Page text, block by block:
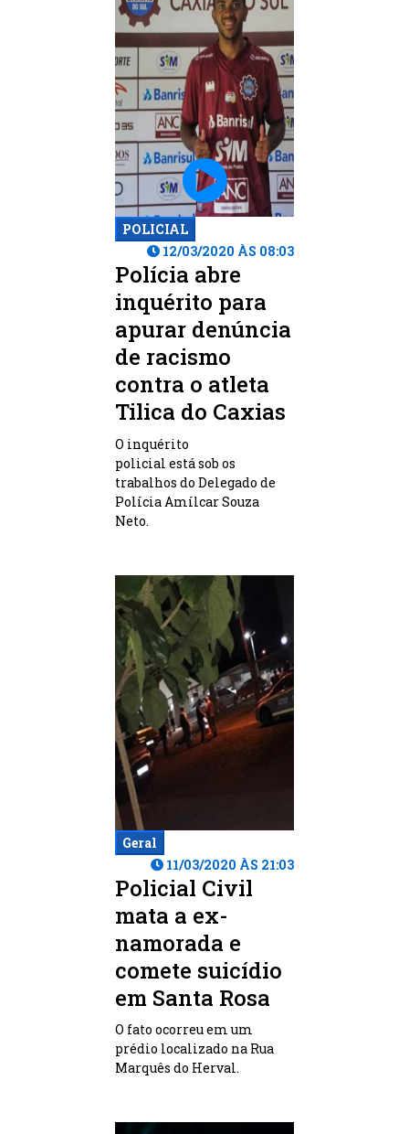
POLICIAL
12/03/2020 ÀS 08:03
Polícia abre
inquérito para
apurar denúncia
de racismo
contra o atleta
Tilica do Caxias
O inquérito
policial está sob os
trabalhos do Delegado de
Polícia Amílcar Souza
Neto.
Geral
11/03/2020 ÀS 21:03
Policial Civil
mata a ex-
namorada e
comete suicídio
em Santa Rosa
O fato ocorreu em um
prédio localizado na Rua
Marquês do Herval.